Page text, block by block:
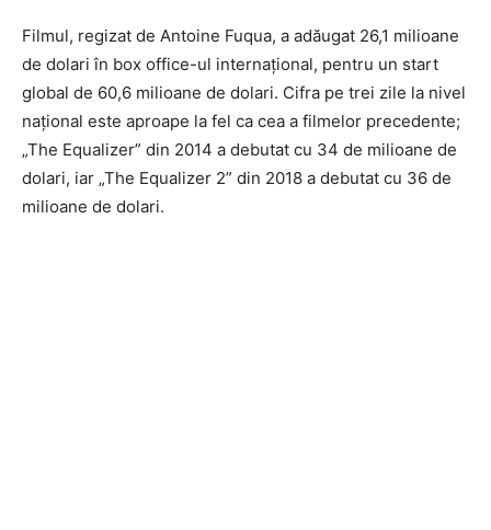
Filmul, regizat de Antoine Fuqua, a adăugat 26,1 milioane
de dolari în box office-ul internaţional, pentru un start
global de 60,6 milioane de dolari. Cifra pe trei zile la nivel
naţional este aproape la fel ca cea a filmelor precedente;
„The Equalizer” din 2014 a debutat cu 34 de milioane de
dolari, iar „The Equalizer 2” din 2018 a debutat cu 36 de
milioane de dolari.